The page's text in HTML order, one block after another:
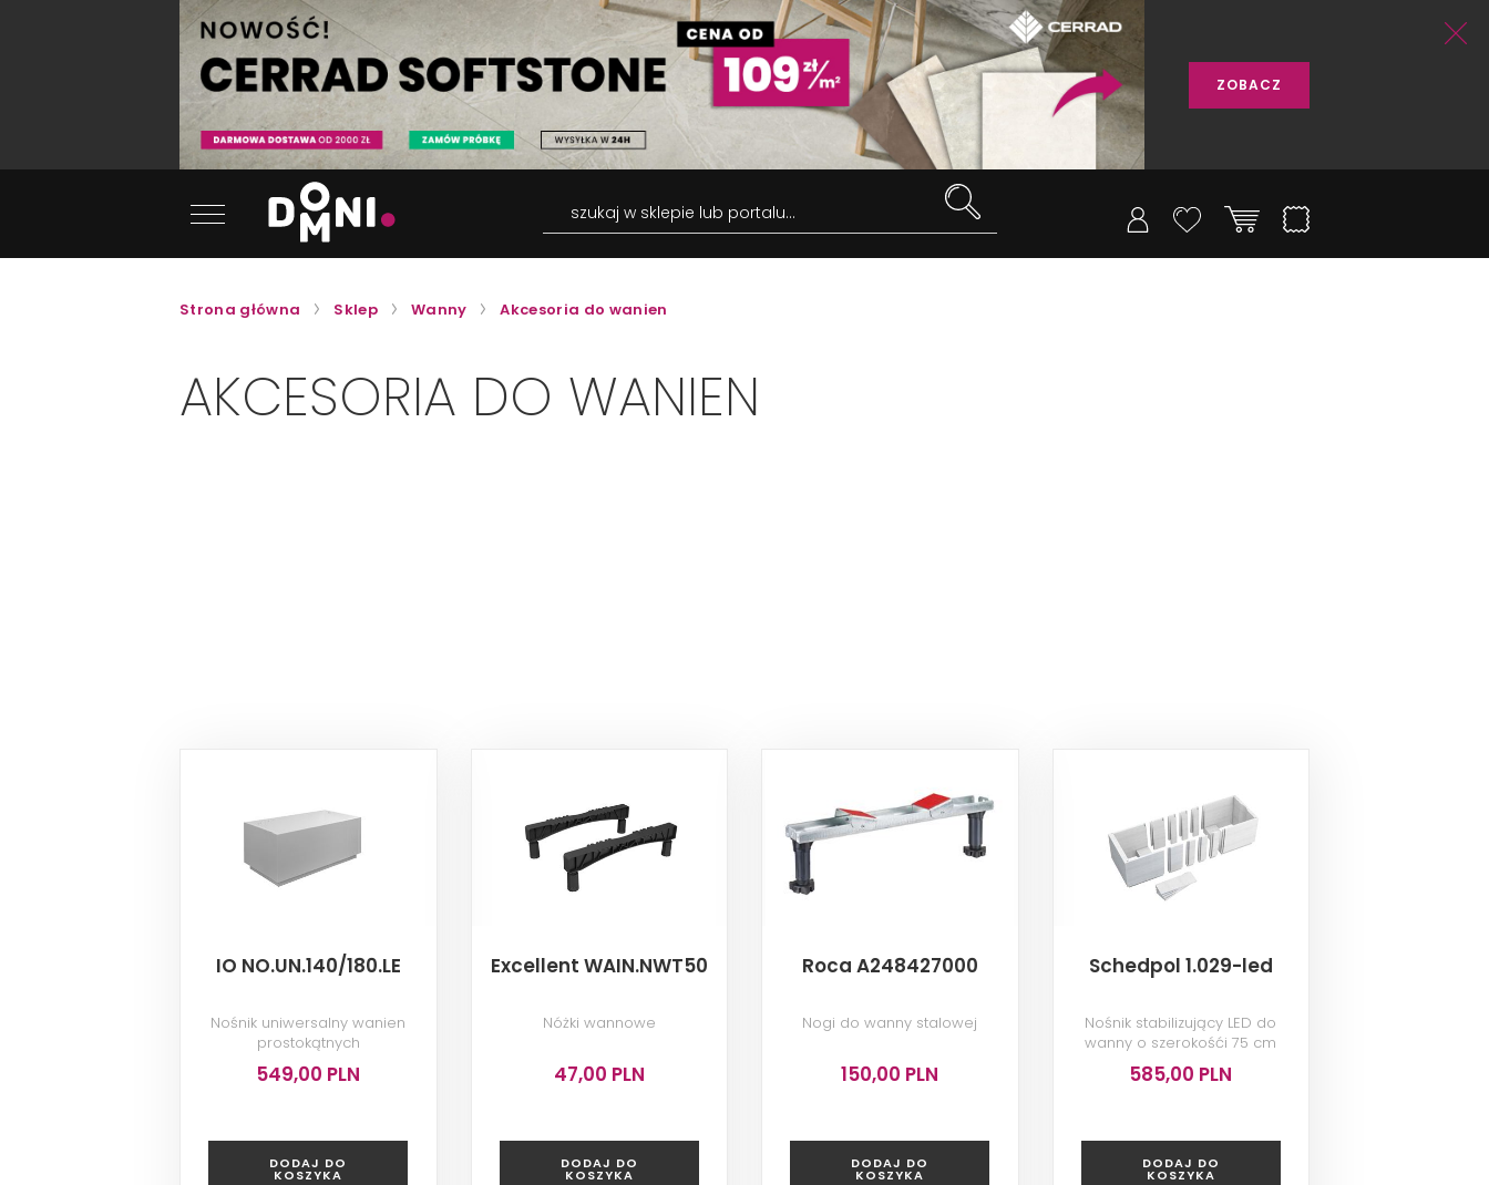
ZOBACZ
szukaj w sklepie lub portalu...
Strona główna Sklep Wanny Akcesoria do wanien
AKCESORIA DO WANIEN
IO NO.UN.140/180.LE
Nośnik uniwersalny wanien
prostokątnych
549,00 PLN
DODAJ DO
KOSZYKA
Excellent WAIN.NWT50
Nóżki wannowe
47,00 PLN
DODAJ DO
KOSZYKA
Roca A248427000
Nogi do wanny stalowej
150,00 PLN
DODAJ DO
KOSZYKA
Schedpol 1.029-led
Nośnik stabilizujący LED do
wanny o szerokośći 75 cm
585,00 PLN
DODAJ DO
KOSZYKA